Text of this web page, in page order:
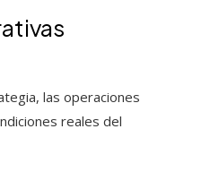
las operaciones
reales del